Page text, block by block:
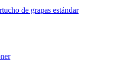
de grapas estándar